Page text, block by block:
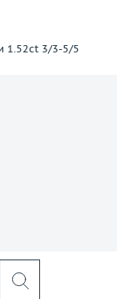
1.52ct 3/3-5/5